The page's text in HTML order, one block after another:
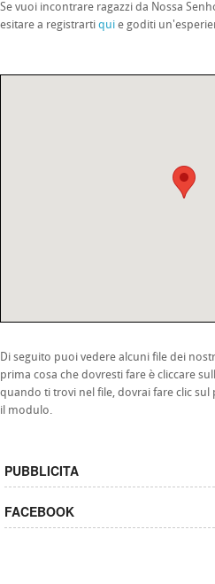
Se vuoi incontrare ragazzi da Nossa
esitare a registrarti qui e goditi
Di seguito puoi vedere alcuni file dei
prima cosa che dovresti fare è cliccare
quando ti trovi nel file, dovrai fare clic
il modulo.
PUBBLICITA
FACEBOOK